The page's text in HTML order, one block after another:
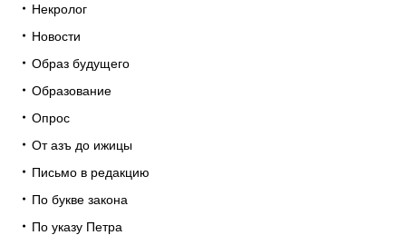
Некролог
Новости
Образ будущего
Образование
Опрос
От азъ до ижицы
Письмо в редакцию
По букве закона
По указу Петра